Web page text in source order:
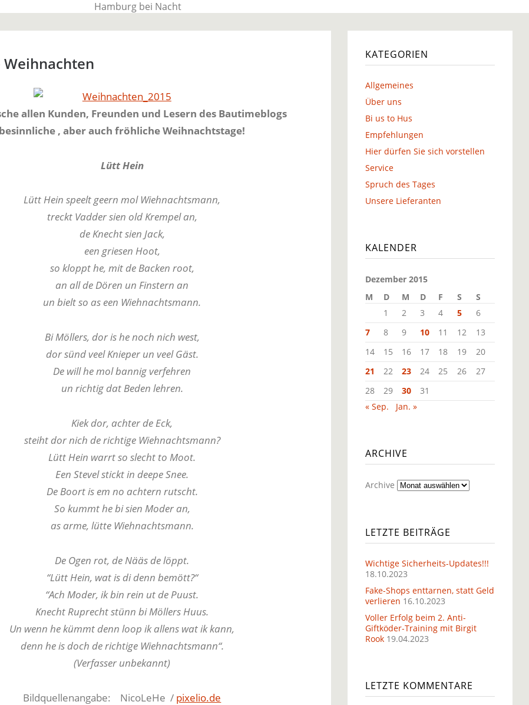
BauTime Blog
Über uns, über Produkte und unseren Alltag
allen Kunden, Freunden und Lesern des Bautimeblogs
besinnliche , aber auch fröhliche Weihnachtstage!
Lütt Hein
Lütt Hein speelt geern mol Wiehnachtsmann,
treckt Vadder sien old Krempel an,
de Knecht sien Jack,
een griesen Hoot,
so kloppt he, mit de Backen root,
an all de Dören un Finstern an
un bielt so as een Wiehnachtsmann.
Bi Möllers, dor is he noch nich west,
dor sünd veel Knieper un veel Gäst.
De will he mol bannig verfehren
un richtig dat Beden lehren.
Kiek dor, achter de Eck,
steiht dor nich de richtige Wiehnachtsmann?
Lütt Hein warrt so slecht to Moot.
Een Stevel stickt in deepe Snee.
De Boort is em no achtern rutscht.
So kummt he bi sien Moder an,
as arme, lütte Wiehnachtsmann.
De Ogen rot, de Nääs de löppt.
“Lütt Hein, wat is di denn bemött?“
“Ach Moder, ik bin rein ut de Puust.
Knecht Ruprecht stünn bi Möllers Huus.
Un wenn he kümmt denn loop ik allens wat ik kann,
denn he is doch de richtige Wiehnachtsmann“.
(Verfasser unbekannt)
Bildquellenangabe: NicoLeHe / pixelio.de
KATEGORIEN
Allgemeines
Über uns
Bi us to Hus
Empfehlungen
Hier dürfen Sie sich vorstellen
Service
Spruch des Tages
Unsere Lieferanten
KALENDER
Dezember 2015
M
D M D F S
S
1
2 3 4 5
6
7
8 9 10 11 12
13
14
15 16 17 18 19
20
21
22 23 24 25 26
27
28
29 30
31
« Sep.
Jan. »
ARCHIVE
Archive
LETZTE BEITRÄGE
Wichtige Sicherheits-Updates!!!
18.10.2023
Fake-Shops enttarnen, statt Geld
verlieren 16.10.2023
Voller Erfolg beim 2. Anti-
Giftköder-Training mit Birgit
Rook 19.04.2023
LETZTE KOMMENTARE